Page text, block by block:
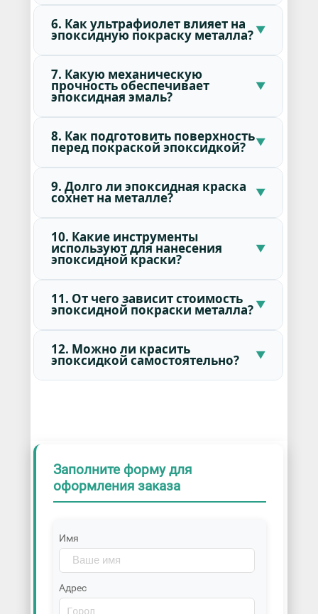
6. Как ультрафиолет влияет на
эпоксидную покраску металла?
7. Какую механическую
прочность обеспечивает
эпоксидная эмаль?
8. Как подготовить поверхность
перед покраской эпоксидкой?
9. Долго ли эпоксидная краска
сохнет на металле?
10. Какие инструменты
используют для нанесения
эпоксидной краски?
11. От чего зависит стоимость
эпоксидной покраски металла?
12. Можно ли красить
эпоксидкой самостоятельно?
Заполните форму для
оформления заказа
Имя
Адрес